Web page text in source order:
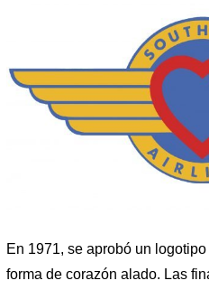
En 1971, se aprobó un
forma de corazón alado. Las